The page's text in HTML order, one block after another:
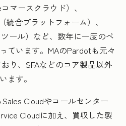
マースクラウド）、
統合プラットフォーム）、
ール）など、数年に一度のペ
ています。MAのPardotも元々
り、SFAなどのコア製品以外
ます。
Cloudやコールセンター
Cloudに加え、買収した製